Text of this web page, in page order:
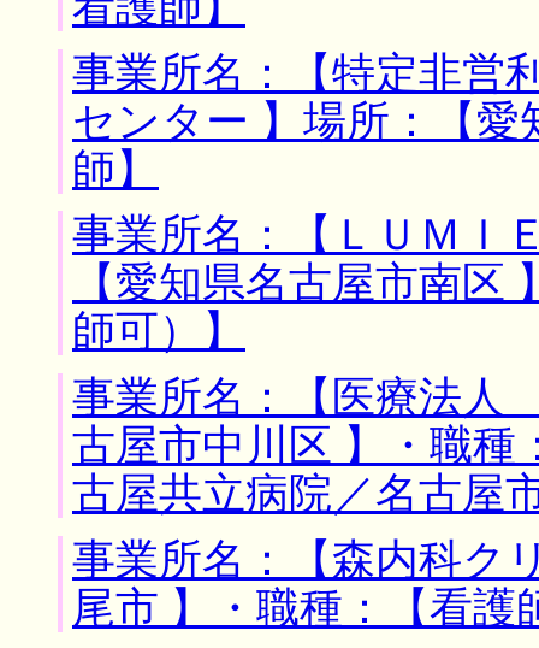
事業所名：【特定非営
センター 】場所：【愛
師】
事業所名：【ＬＵＭＩ
【愛知県名古屋市南区
師可）】
事業所名：【医療法人
古屋市中川区 】・職種
古屋共立病院／名古屋
事業所名：【森内科ク
尾市 】・職種：【看護